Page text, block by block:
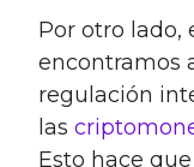
Por otro lado,
encontramos
regulación
las
Esto hace que